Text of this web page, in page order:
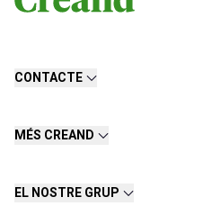
CONTACTE
MÉS CREAND
EL NOSTRE GRUP